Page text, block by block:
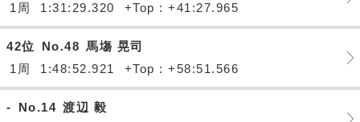
1周
1:31:29.320 +Top : +41:27.965
42位 No.48 馬塲 晃司
1周
1:48:52.921 +Top : +58:51.566
- No.14 渡辺 毅